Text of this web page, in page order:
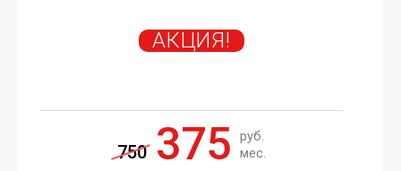
АКЦИЯ!
750 375
руб.
мес.